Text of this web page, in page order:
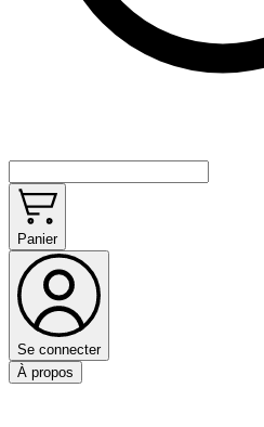
Panier
Se connecter
À propos